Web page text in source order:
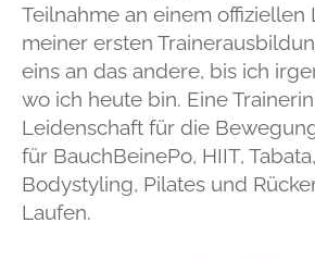
Teilnahme an einem offiziellen
meiner ersten
eins an das andere, bis ich
wo ich heute bin. Eine
Leidenschaft für die
für BauchBeinePo, HIIT,
Bodystyling, Pilates und
Laufen.